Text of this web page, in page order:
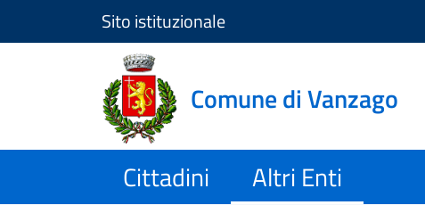
Salta e vai al contenuto
Salta e vai al footer
Sito istituzionale
Comune di Vanzago
Cittadini Altri Enti